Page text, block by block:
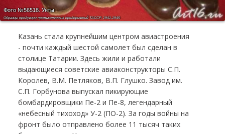
Фото №56518. Унты
Образцы продукции промышленных предприятий ТАССР, 1941-1945
Казань стала крупнейшим центром авиастроения
- почти каждый шестой самолет был сделан в
столице Татарии. Здесь жили и работали
выдающиеся советские авиаконструкторы С.П.
Королев, В.М. Петляков, В.П. Глушко. Завод им.
С.П. Горбунова выпускал пикирующие
бомбардировщики Пе-2 и Пе-8, легендарный
«небесный тихоход» У-2 (ПО-2). За годы войны на
фронт было отправлено более 11 тысяч таких